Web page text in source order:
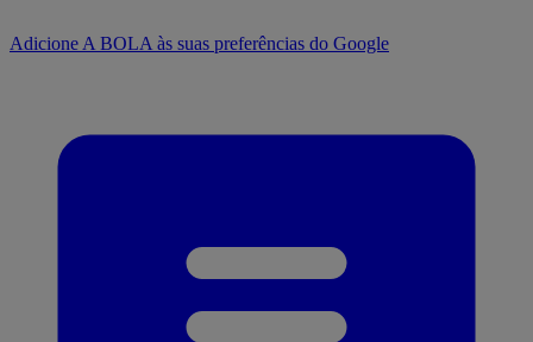
Adicione A BOLA às suas preferências do Google